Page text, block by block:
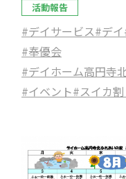
活動報告
#デイサービス#デイ
#奉優会
#デイホーム高円寺
#イベント#スイカ割